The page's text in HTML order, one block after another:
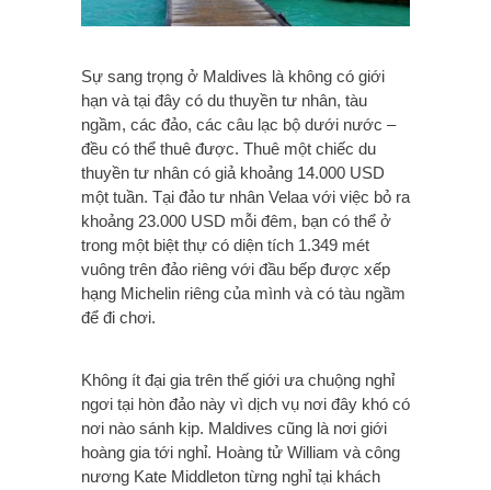
Sự sang trọng ở Maldives là không có giới
hạn và tại đây có du thuyền tư nhân, tàu
ngầm, các đảo, các câu lạc bộ dưới nước –
đều có thể thuê được. Thuê một chiếc du
thuyền tư nhân có giả khoảng 14.000 USD
một tuần. Tại đảo tư nhân Velaa với việc bỏ ra
khoảng 23.000 USD mỗi đêm, bạn có thể ở
trong một biệt thự có diện tích 1.349 mét
vuông trên đảo riêng với đầu bếp được xếp
hạng Michelin riêng của mình và có tàu ngầm
để đi chơi.
Không ít đại gia trên thế giới ưa chuộng nghỉ
ngơi tại hòn đảo này vì dịch vụ nơi đây khó có
nơi nào sánh kịp. Maldives cũng là nơi giới
hoàng gia tới nghỉ. Hoàng tử William và công
nương Kate Middleton từng nghỉ tại khách